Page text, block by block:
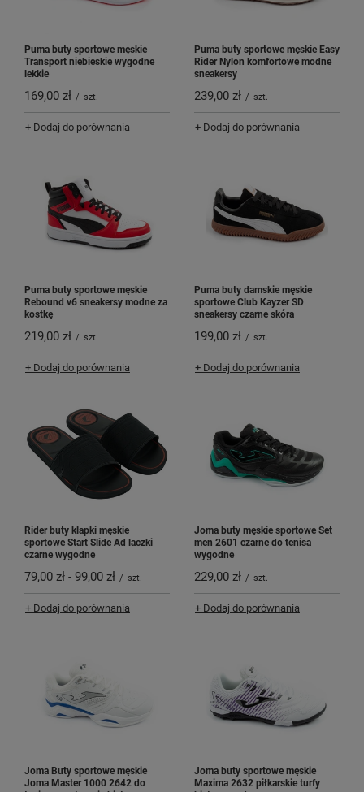
Puma buty sportowe męskie
Transport niebieskie wygodne
lekkie
169,00 zł / szt.
+ Dodaj do porównania
Puma buty sportowe męskie Easy
Rider Nylon komfortowe modne
sneakersy
239,00 zł / szt.
+ Dodaj do porównania
Puma buty sportowe męskie
Rebound v6 sneakersy modne za
kostkę
219,00 zł / szt.
+ Dodaj do porównania
Puma buty damskie męskie
sportowe Club Kayzer SD
sneakersy czarne skóra
199,00 zł / szt.
+ Dodaj do porównania
Rider buty klapki męskie
sportowe Start Slide Ad laczki
czarne wygodne
79,00 zł - 99,00 zł / szt.
+ Dodaj do porównania
Joma buty męskie sportowe Set
men 2601 czarne do tenisa
wygodne
229,00 zł / szt.
+ Dodaj do porównania
Joma Buty sportowe męskie
Joma Master 1000 2642 do
Joma buty sportowe męskie
Maxima 2632 piłkarskie turfy